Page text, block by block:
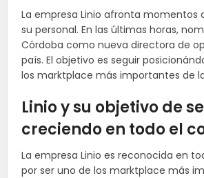
La empresa Linio afronta momentos
su personal. En las últimas horas,
Córdoba como nueva directora de
país. El objetivo es seguir
los marktplace más importantes de
Linio y su objetivo de
creciendo en todo el
La empresa Linio es reconocida en
por ser uno de los marktplace más